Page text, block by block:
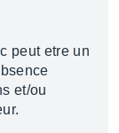
peut etre un
et/ou